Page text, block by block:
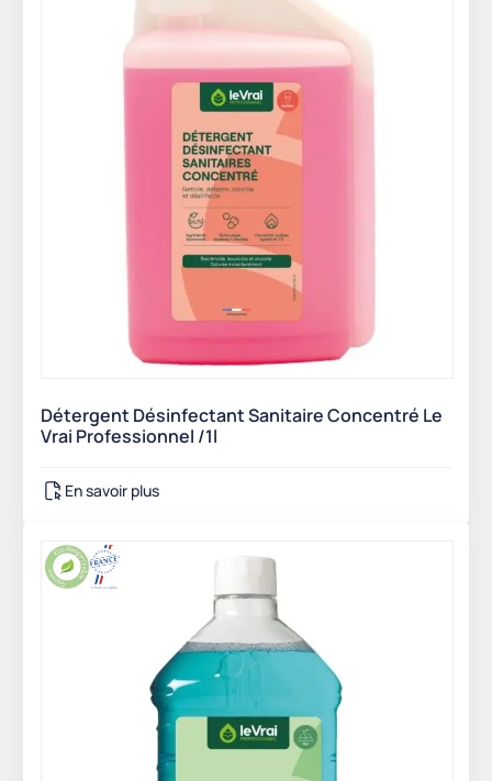
Détergent Désinfectant Sanitaire Concentré Le
Vrai Professionnel /1l
En savoir plus